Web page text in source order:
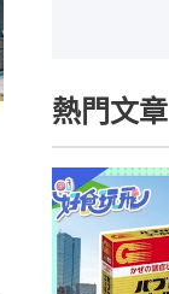
熱門文章